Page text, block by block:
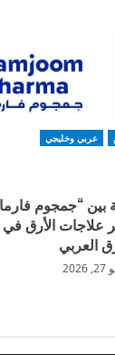
عربي وخليجي
بين “جمجوم
علاجات الأرق في
العربي